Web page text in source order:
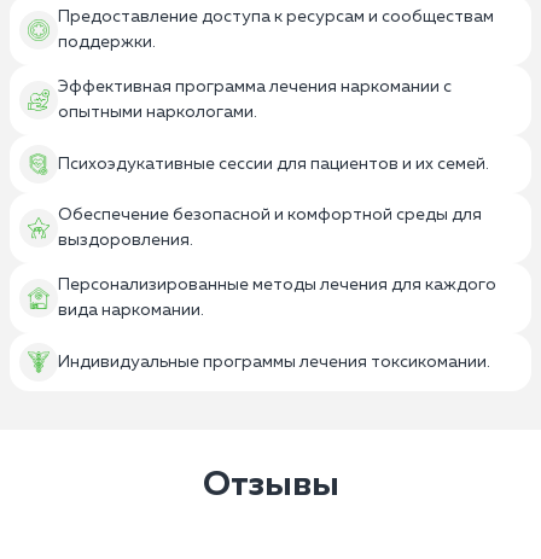
Предоставление доступа к ресурсам и сообществам
поддержки.
Эффективная программа лечения наркомании с
опытными наркологами.
Психоэдукативные сессии для пациентов и их семей.
Обеспечение безопасной и комфортной среды для
выздоровления.
Персонализированные методы лечения для каждого
вида наркомании.
Индивидуальные программы лечения токсикомании.
Отзывы